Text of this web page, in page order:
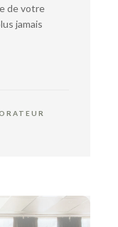
de votre
jamais